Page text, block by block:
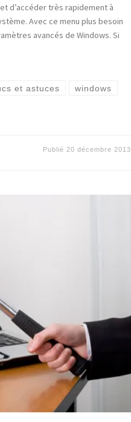
d’accéder très rapidement à
Avec ce menu plus besoin
avancés de Windows. Si
et astuces windows
Publié 20 décembre 2013